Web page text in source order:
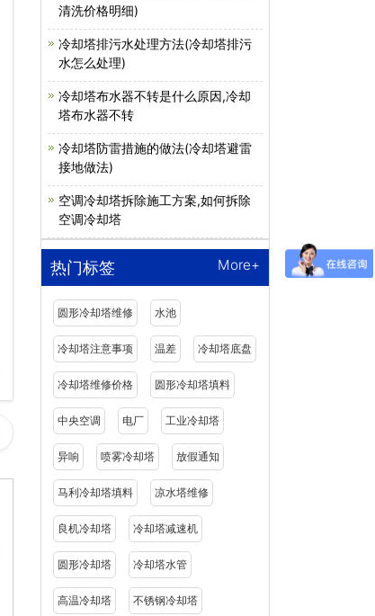
清洗价格明细)
冷却塔排污水处理方法(冷却塔排污
水怎么处理)
冷却塔布水器不转是什么原因,冷却
塔布水器不转
冷却塔防雷措施的做法(冷却塔避雷
接地做法)
空调冷却塔拆除施工方案,如何拆除
空调冷却塔
热门标签 More+
圆形冷却塔维修 水池
冷却塔注意事项 温差 冷却塔底盘
冷却塔维修价格 圆形冷却塔填料
中央空调 电厂 工业冷却塔
异响 喷雾冷却塔 放假通知
马利冷却塔填料 凉水塔维修
良机冷却塔 冷却塔减速机
圆形冷却塔 冷却塔水管
高温冷却塔 不锈钢冷却塔